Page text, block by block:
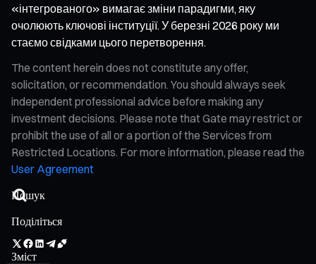
«інтегрованого» вимагає зміни парадигми, яку
очолюють ключові інституції. У березні 2026 року ми
стаємо свідками цього перетворення.
The content herein does not constitute any offer,
solicitation, or recommendation. You should always seek
independent professional advice before making any
investment decisions. Please note that Gate may restrict or
prohibit the use of all or a portion of the Services from
Restricted Locations. For more information, please read the
User Agreement
Поділіться
Зміст